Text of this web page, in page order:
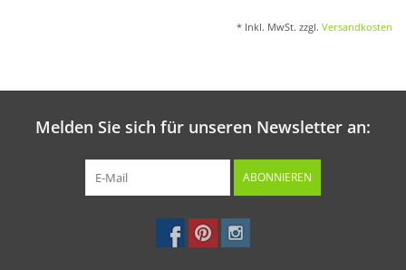
* Inkl. MwSt. zzgl. Versandkosten
Melden Sie sich für unseren Newsletter an:
ABONNIEREN